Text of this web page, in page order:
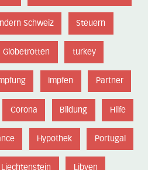
Schweiz Steuern
Globetrotten turkey
Impfen Partner
Corona Bildung Hilfe
Hypothek Portugal
Liechtenstein Libyen